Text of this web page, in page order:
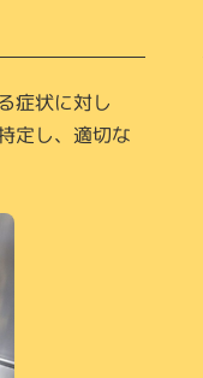
症状に対し
定し、適切な